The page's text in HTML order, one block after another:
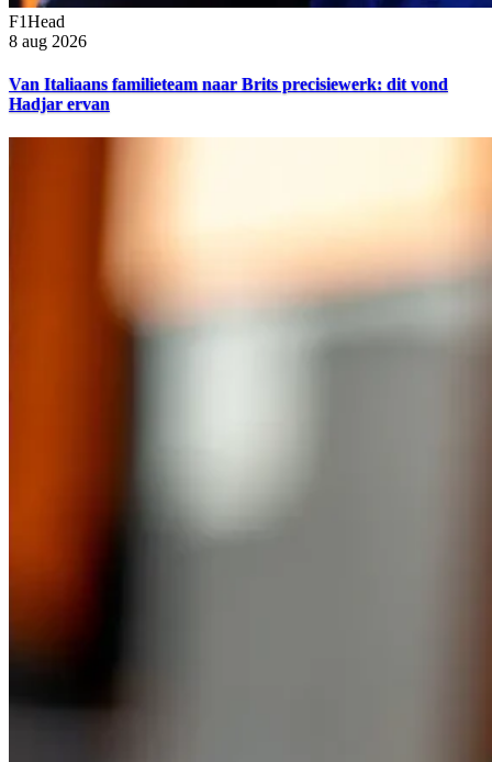
F1Head
8 aug 2026
Van Italiaans familieteam naar Brits precisiewerk: dit vond
Hadjar ervan